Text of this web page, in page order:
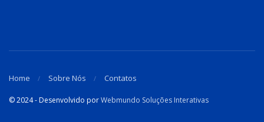
Home Sobre Nós Contatos
© 2024 - Desenvolvido porWebmundo Soluções Interativas